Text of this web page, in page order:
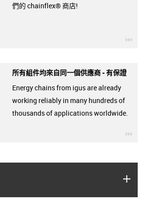
們的 chainflex® 商店!
所有組件均來自同一個供應商 - 有保證
Energy chains from igus are already
working reliably in many hundreds of
thousands of applications worldwide.